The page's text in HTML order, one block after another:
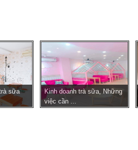
sữa
Kinh doanh trà sữa, Những
việc cần ...